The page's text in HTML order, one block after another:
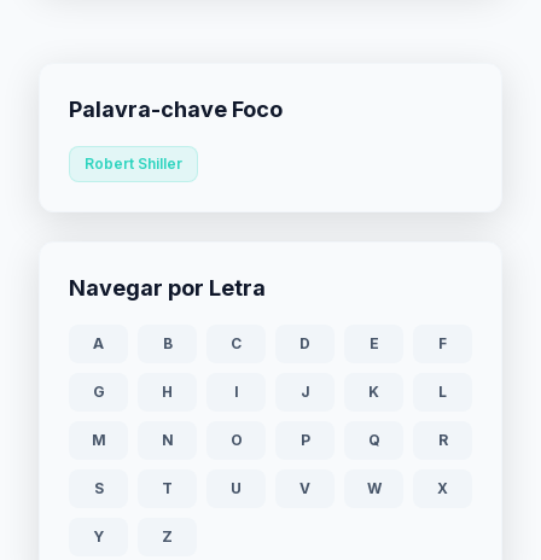
Palavra-chave Foco
Robert Shiller
Navegar por Letra
A B C D E F
G H I J K L
M N O P Q R
S T U V W X
Y Z